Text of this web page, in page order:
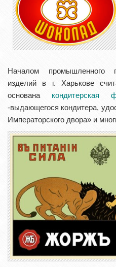
Началом промышленного
изделий в г. Харькове
основана кондитерская
-выдающегося кондитера,
Императорского двора» и